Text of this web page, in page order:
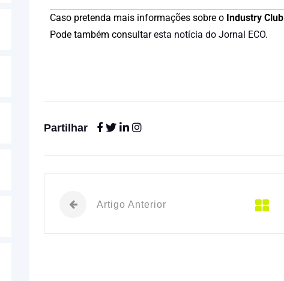
Caso pretenda mais informações sobre o Industry Club
Pode também consultaresta notícia do Jornal ECO.
Partilhar
Artigo Anterior